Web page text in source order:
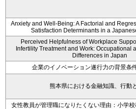
Anxiety and Well-Being: A Factorial and
Satisfaction Determinants in a
Perceived Helpfulness of Workplace
Infertility Treatment and Work: Occupational
Differences in Japan
企業のイノベーション遂行力の背景条
熊本県における金融知識、行動
女性教員が管理職になりたくない理由：小学